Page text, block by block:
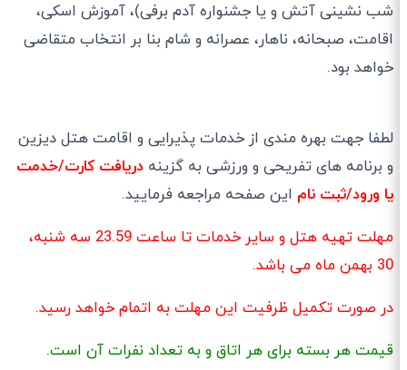
شب نشینی آتش و یا جشنواره آدم برفی)، آموزش اسکی،
اقامت، صبحانه، ناهار، عصرانه و شام بنا بر انتخاب متقاضی
خواهد بود.
لطفا جهت بهره مندی از خدمات پذیرایی و اقامت هتل دیزین
و برنامه های تفریحی و ورزشی به گزینه دریافت کارت/خدمت
یا ورود/ثبت ناماین صفحه مراجعه فرمایید.
مهلت تهیه هتل و سایر خدمات تا ساعت 23.59 سه شنبه،
30 بهمن ماه می باشد.
در صورت تکمیل ظرفیت این مهلت به اتمام خواهد رسید.
قیمت هر بسته برای هر اتاق و به تعداد نفرات آن است.